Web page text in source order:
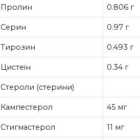
Пролин 0.806 г
Серин 0.97 г
Тирозин 0.493 г
Цистеін 0.34 г
Стероли (стерини)
Кампестерол 45 мг
Стигмастерол 11 мг